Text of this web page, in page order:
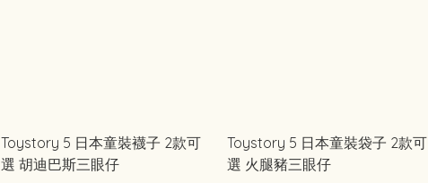
Toystory 5 日本童裝襪子 2款可
選 胡迪巴斯三眼仔
Toystory 5 日本童裝袋子 2款可
選 火腿豬三眼仔